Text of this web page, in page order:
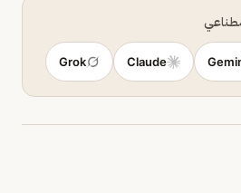
Claude
Grok